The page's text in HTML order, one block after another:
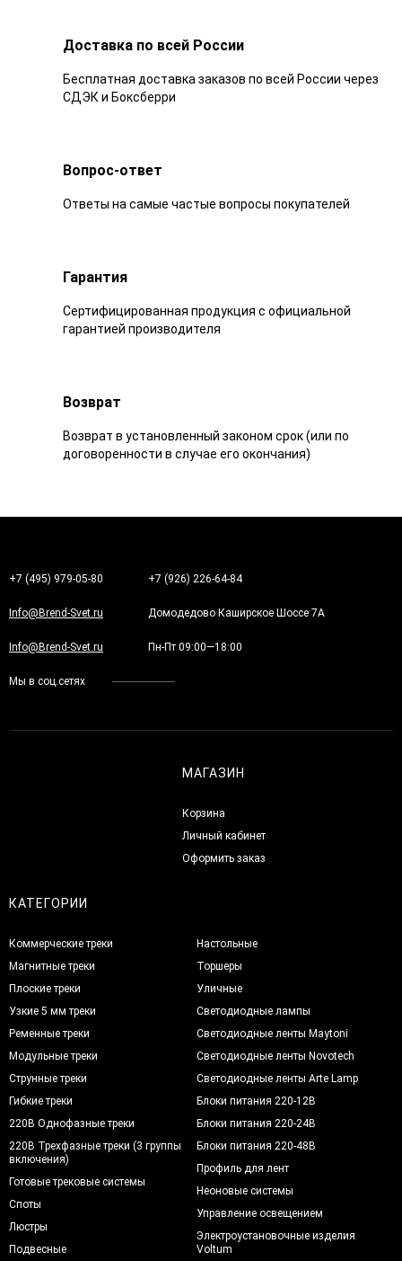
Доставка по всей России
Бесплатная доставка заказов по всей России через
СДЭК и Боксберри
Вопрос-ответ
Ответы на самые частые вопросы покупателей
Гарантия
Сертифицированная продукция с официальной
гарантией производителя
Возврат
Возврат в установленный законом срок (или по
договоренности в случае его окончания)
+7 (495) 979-05-80 +7 (926) 226-64-84
Info@Brend-Svet.ru Домодедово Каширское Шоссе 7А
Info@Brend-Svet.ru Пн-Пт 09:00—18:00
Мы в соц.сетях
МАГАЗИН
Корзина
Личный кабинет
Оформить заказ
КАТЕГОРИИ
Коммерческие треки
Магнитные треки
Плоские треки
Узкие 5 мм треки
Ременные треки
Модульные треки
Струнные треки
Гибкие треки
220В Однофазные треки
220В Трехфазные треки (3 группы
включения)
Готовые трековые системы
Споты
Люстры
Подвесные
Настольные
Торшеры
Уличные
Светодиодные лампы
Светодиодные ленты Maytoni
Светодиодные ленты Novotech
Светодиодные ленты Arte Lamp
Блоки питания 220-12В
Блоки питания 220-24В
Блоки питания 220-48В
Профиль для лент
Неоновые системы
Управление освещением
Электроустановочные изделия
Voltum